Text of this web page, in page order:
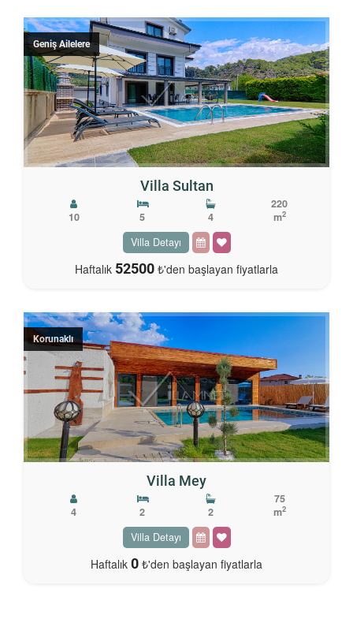
Geniş Ailelere
Villa Sultan
10 5 4
220
m2
Villa Detayı
Haftalık 52500 ₺'den başlayan fiyatlarla
Korunaklı
Villa Mey
4 2 2
75
m2
Villa Detayı
Haftalık 0 ₺'den başlayan fiyatlarla